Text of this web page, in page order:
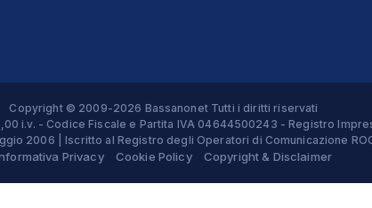
Copyright © 2009-2026 Bassanonet Tutti i diritti riservati
i.v. - Codice Fiscale e Partita IVA 04644500243 - Registro
2006 | Iscritto al Registro degli Operatori di Comunicazione
Privacy Cookie Policy Copyright & Disclaimer